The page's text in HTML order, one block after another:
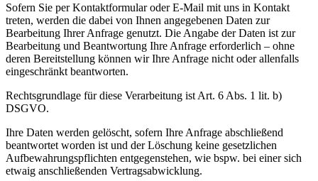
Sofern Sie per Kontaktformular oder E-Mail mit uns in Kontakt
treten, werden die dabei von Ihnen angegebenen Daten zur
Bearbeitung Ihrer Anfrage genutzt. Die Angabe der Daten ist zur
Bearbeitung und Beantwortung Ihre Anfrage erforderlich – ohne
deren Bereitstellung können wir Ihre Anfrage nicht oder allenfalls
eingeschränkt beantworten.
Rechtsgrundlage für diese Verarbeitung ist Art. 6 Abs. 1 lit. b)
DSGVO.
Ihre Daten werden gelöscht, sofern Ihre Anfrage abschließend
beantwortet worden ist und der Löschung keine gesetzlichen
Aufbewahrungspflichten entgegenstehen, wie bspw. bei einer sich
etwaig anschließenden Vertragsabwicklung.